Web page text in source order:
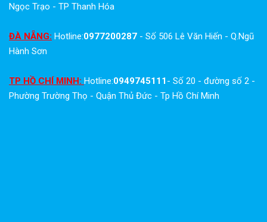
Ngọc Trạo - TP Thanh Hóa
ĐÀ NẴNG: Hotline:0977200287 - Số 506 Lê Văn Hiến - Q.Ngũ
Hành Sơn
TP HỒ CHÍ MINH: Hotline:0949745111- Số 20 - đường số 2 -
Phường Trường Thọ - Quận Thủ Đức - Tp Hồ Chí Minh